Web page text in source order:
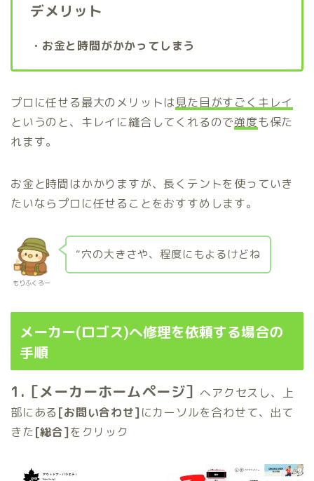
デメリット
・お金と時間がかかってしまう
プロに任せる最大のメリットは見た目がすごくキレイ
というのと、キレイに縫合してくれるので強度も保た
れます。
お金と時間はかかりますが、長くテントを使っていき
たいならプロに任せることをおすすめします。
もりふくろー
“穴の大きさや、程度にもよるけどね
メーカー(ロゴス)へ修理を依頼する場合の
手順
1.［メーカーホームページ］ へアクセスし、上
部にある [お問い合わせ]にカーソルを合わせて、出て
きた[総合]をクリック